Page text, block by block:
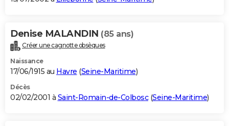
Denise MALANDIN (85 ans)
Créer une cagnotte obsèques
Naissance
17/06/1915 au Havre (Seine-Maritime)
Décès
02/02/2001 à Saint-Romain-de-Colbosc(Seine-Maritime)